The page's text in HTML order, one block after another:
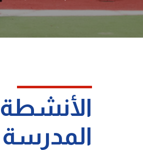
الأنشطة
المدرسة